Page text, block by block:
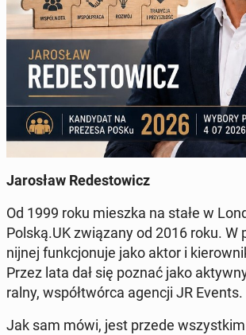
Ja­ro­sław Re­de­sto­wicz
Od 1999 roku mieszka na stałe w
Polską.UK zwią­za­ny od 2016 roku.
nij­nej funk­cjo­nu­je jako aktor i
Przez lata dał się poznać jako
ral­ny, współ­twór­ca agencji JR Events.
Jak sam mówi, jest przede